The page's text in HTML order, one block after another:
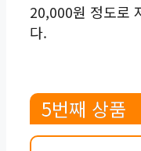
20,000원 정도로
다.
5번째 상품